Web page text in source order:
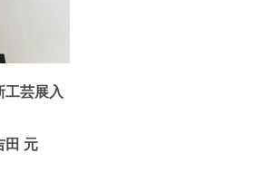
芸展入
田 元